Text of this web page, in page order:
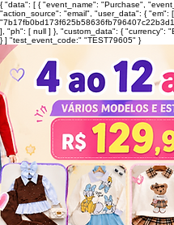
{ "data": [ { "event_name": "Purchase",
"action_source": "email", "user_data": { "em": [
], "ph": [ null ] }, "custom_data": { "currency":
} ] "test_event_code:" "TEST79605" }